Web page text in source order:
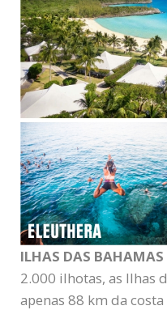
ILHAS DAS BAHAMAS
2.000 ilhotas, as Ilhas
apenas 88 km da